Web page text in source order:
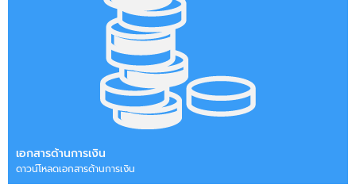
เอกสารด้านการเงิน
ดาวน์โหลดเอกสารด้านการเงิน